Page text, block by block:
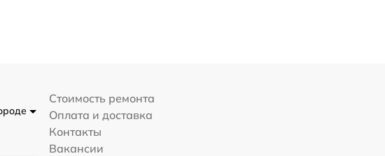
Стоимость ремонта
Оплата и доставка
Контакты
Вакансии